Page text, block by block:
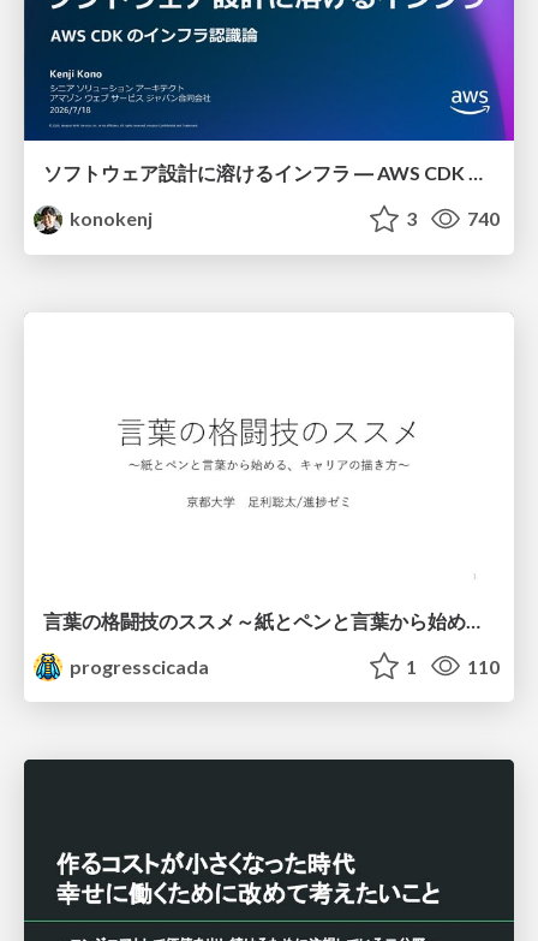
ソフトウェア設計に溶けるインフラ ― AWS CDK のインフラ認識論
konokenj
3 740
progresscicada
1 110